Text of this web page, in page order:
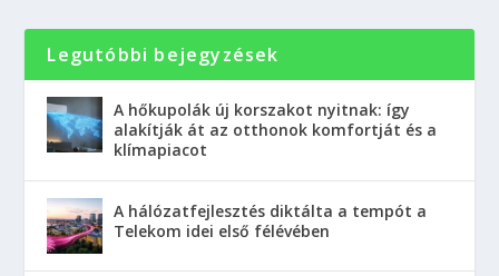
Legutóbbi bejegyzések
A hőkupolák új korszakot nyitnak: így
alakítják át az otthonok komfortját és a
klímapiacot
A hálózatfejlesztés diktálta a tempót a
Telekom idei első félévében